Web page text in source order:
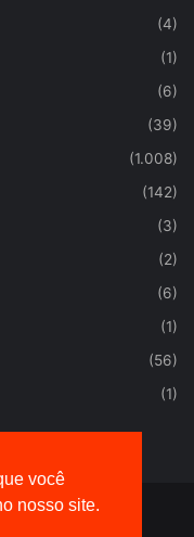
você
nosso site.
(4)
(1)
(6)
(39)
(1.008)
(142)
(3)
(2)
(6)
(1)
(56)
(1)